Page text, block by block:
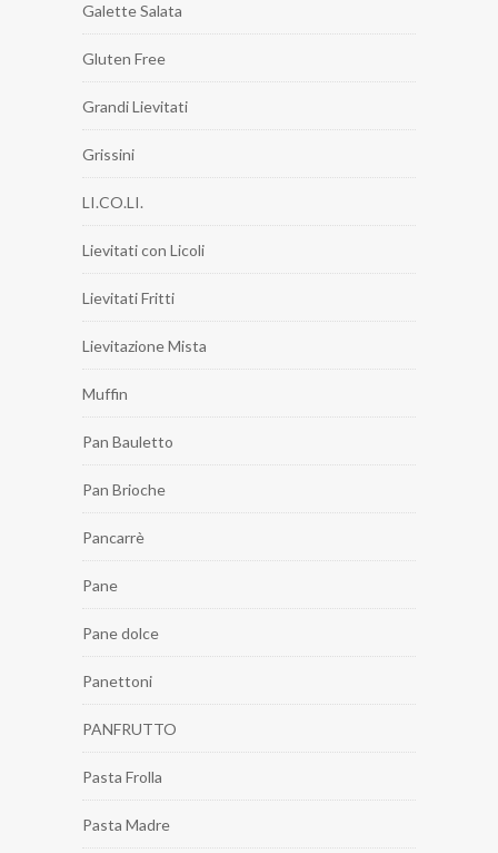
Galette Salata
Gluten Free
Grandi Lievitati
Grissini
LI.CO.LI.
Lievitati con Licoli
Lievitati Fritti
Lievitazione Mista
Muffin
Pan Bauletto
Pan Brioche
Pancarrè
Pane
Pane dolce
Panettoni
PANFRUTTO
Pasta Frolla
Pasta Madre